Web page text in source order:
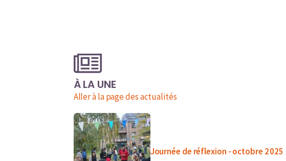
À LA UNE
Aller à la page des actualités
Journée de réflexion - octobre 2 025